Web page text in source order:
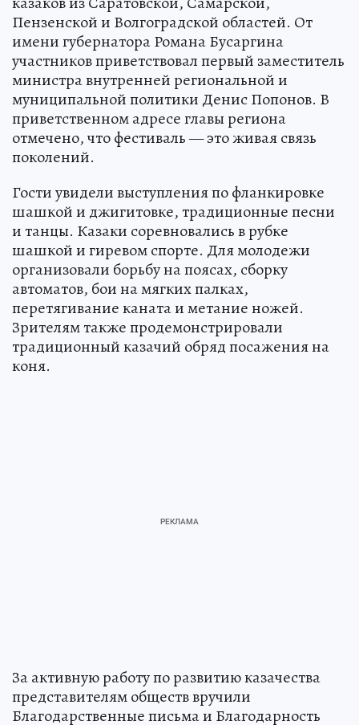
Пензенской и Волгоградской областей. От
имени губернатора Романа Бусаргина
участников приветствовал первый заместитель
министра внутренней региональной и
муниципальной политики Денис Попонов. В
приветственном адресе главы региона
отмечено, что фестиваль — это живая связь
поколений.
Гости увидели выступления по фланкировке
шашкой и джигитовке, традиционные песни
и танцы. Казаки соревновались в рубке
шашкой и гиревом спорте. Для молодежи
организовали борьбу на поясах, сборку
автоматов, бои на мягких палках,
перетягивание каната и метание ножей.
Зрителям также продемонстрировали
традиционный казачий обряд посажения на
коня.
За активную работу по развитию казачества
представителям обществ вручили
Благодарственные письма и Благодарность